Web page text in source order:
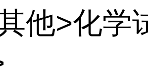
他>化学